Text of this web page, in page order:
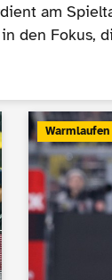
am
den Fokus,
Warmlaufen